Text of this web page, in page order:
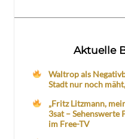
Aktuelle
Waltrop als
Stadt nur noch
„Fritz Litzmann,
3sat – Sehenswerte
im Free-TV